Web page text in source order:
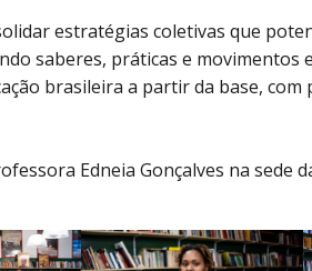
estratégias coletivas que
saberes, práticas e movimentos
brasileira a partir da base,
Edneia Gonçalves na sede